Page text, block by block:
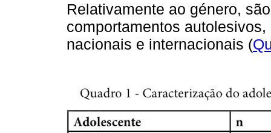
Relativamente ao género,
comportamentos
nacionais e internacionais (